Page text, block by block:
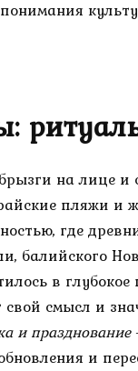
брызги на
пляжи и
где
балийского
в глубокое
смысл и
и празднование
и